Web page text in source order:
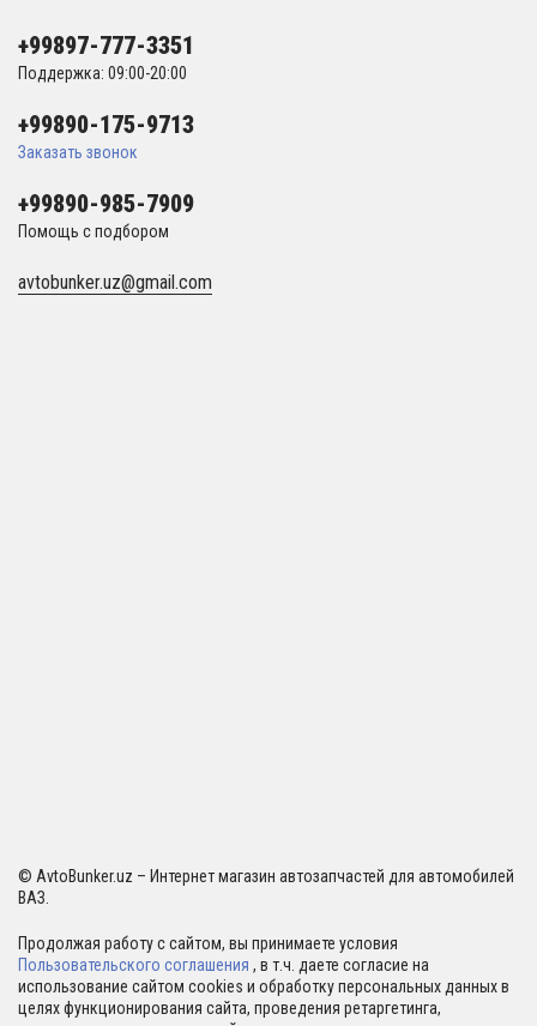
+99897-777-3351
Поддержка: 09:00-20:00
+99890-175-9713
Заказать звонок
+99890-985-7909
Помощь с подбором
avtobunker.uz@gmail.com
© AvtoBunker.uz – Интернет магазин автозапчастей для автомобилей
ВАЗ.
Продолжая работу с сайтом, вы принимаете условия
Пользовательского соглашения , в т.ч. даете согласие на
использование сайтом cookies и обработку персональных данных в
целях функционирования сайта, проведения ретаргетинга,